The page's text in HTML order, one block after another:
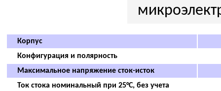
Корпус
Конфигурация и полярность
Максимальное напряжение сток-исток
Ток стока номинальный при 25°C, без учета